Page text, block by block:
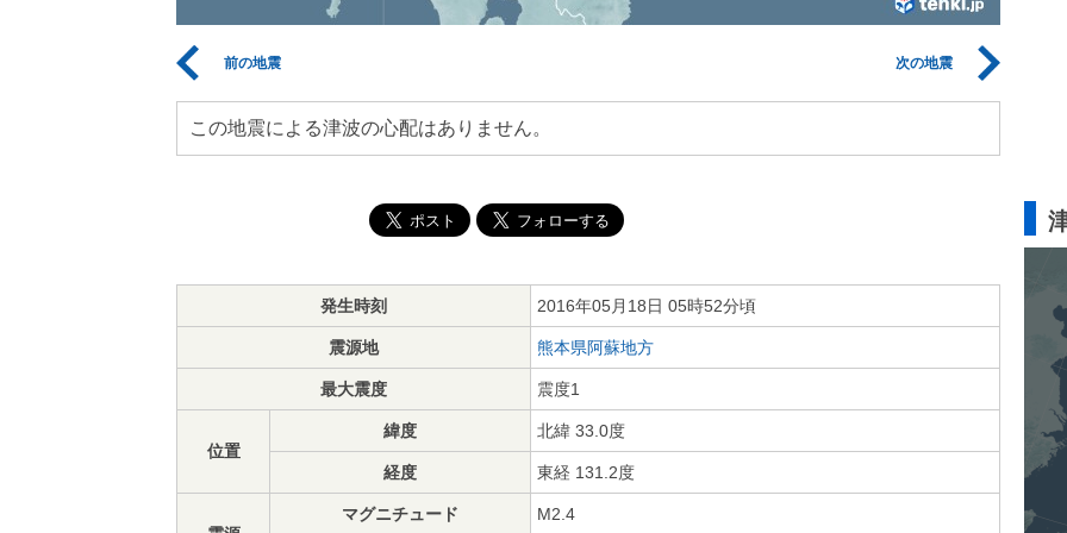
前の地震 次の地震
この地震による津波の心配はありません。
発生時刻 2016年05月18日 05時52分頃
震源地 熊本県阿蘇地方
最大震度 震度1
位置
緯度 北緯 33.0度
経度 東経 131.2度
マグニチュード M2.4